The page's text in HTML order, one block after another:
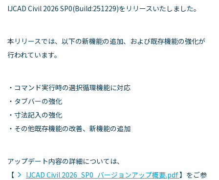
IJCAD Civil 2026 SP0(Build:251229)をリリースいたしました。
本リリースでは、以下の新機能の追加、および既存機能の強化が
行われています。
・コマンド実行時の選択循環機能に対応
・タブバーの強化
・寸法記入の強化
・その他既存機能の改善、新機能の追加
アップデート内容の詳細については、
【
IJCAD Civil 2026_SP0_バージョンアップ概要.pdf】をご参